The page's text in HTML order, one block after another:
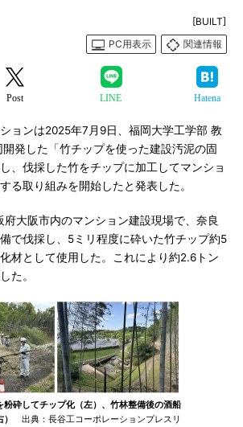
[BUILT]
PC用表示
関連情報
Post LINE Hatena
ョンは2025年7月9日、福岡大学工学部 教
発した「竹チップを使った建設汚泥の固
、伐採した竹をチップに加工してマンショ
る取り組みを開始したと発表した。
大阪市内のマンション建設現場で、奈良
で伐採し、5ミリ程度に砕いた竹チップ約5
材として使用した。これにより約2.6トン
た。
粉砕してチップ化（左）、竹林整備後の酒船
出典：長谷工コーポレーションプレスリ